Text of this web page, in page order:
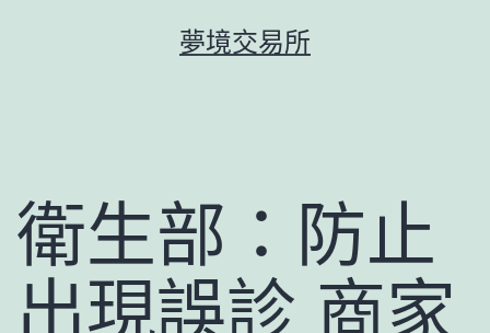
夢境交易所
衛生部：防止
出現誤診 商家